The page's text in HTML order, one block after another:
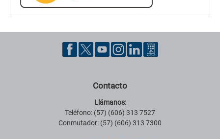
Contacto
Llámanos:
Teléfono: (57) (606) 313 7527
Conmutador: (57) (606) 313 7300